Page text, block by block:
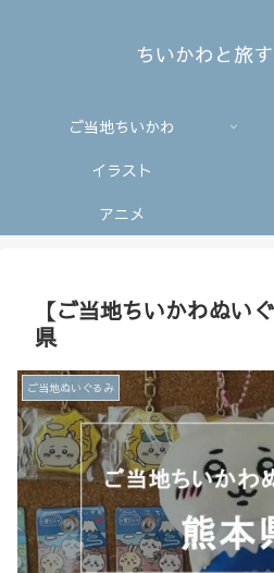
ちいかわと旅
ご当地ちいかわ
イラスト
アニメ
【ご当地ちいかわぬい
県
ご当地ぬいぐるみ